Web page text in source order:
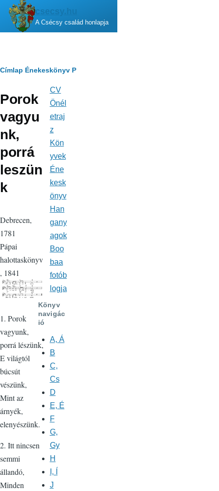
Ugrás a tartalomra
csecsy.hu
A Csécsy család honlapja
Morzsa
Címlap Énekeskönyv P
Porok
vagyu
nk,
porrá
leszün
k
Debrecen,
1781
Pápai
halottaskönyv
, 1841
1. Porok
vagyunk,
porrá lészünk,
E világtól
búcsút
vészünk,
Mint az
árnyék,
elenyészünk.
2. Itt nincsen
semmi
állandó,
Minden
navigáció
CV
Önél
etraj
z
Kön
yvek
Éne
kesk
önyv
Han
gany
agok
Boo
baa
fotób
logja
Könyv
navigác
ió
A, Á
B
C,
Cs
D
E, É
F
G,
Gy
H
I, Í
J